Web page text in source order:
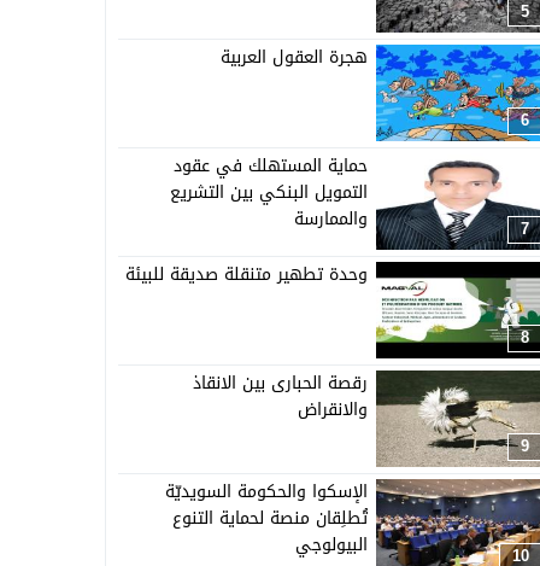
5
6
هجرة العقول العربية
7
حماية المستهلك في عقود
التمويل البنكي بين التشريع
والممارسة
8
وحدة تطهير متنقلة صديقة للبيئة
9
رقصة الحبارى بين الانقاذ
والانقراض
10
الإسكوا والحكومة السويديّة
تُطلِقان منصة لحماية التنوع
البيولوجي